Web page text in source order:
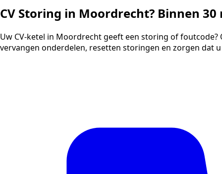
CV Storing in Moordrecht? Binnen
Uw CV-ketel in Moordrecht geeft een storing of
vervangen onderdelen, resetten storingen en zorgen dat